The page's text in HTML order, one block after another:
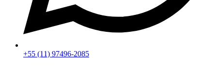
+55 (11) 97496-2085